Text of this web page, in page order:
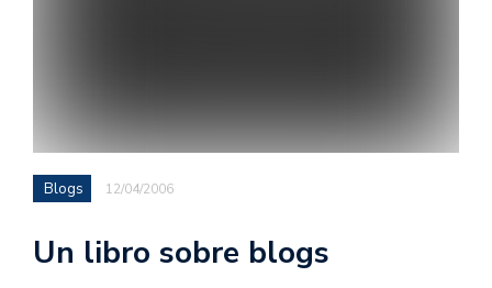
Blogs 12/04/2006
Un libro sobre blogs